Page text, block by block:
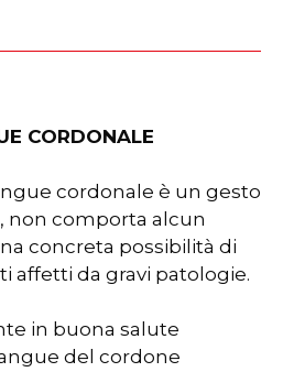
CORDONALE
cordonale è un gesto
non comporta alcun
concreta possibilità di
affetti da gravi patologie.
in buona salute
del cordone